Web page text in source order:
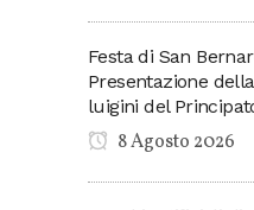
Festa di San
Presentazione
luigini del
8 Agosto 2026